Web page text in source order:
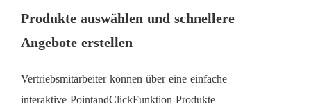
Produkte auswählen und schnellere
Angebote erstellen
Vertriebsmitarbeiter können über eine einfache
interaktive PointandClickFunktion Produkte